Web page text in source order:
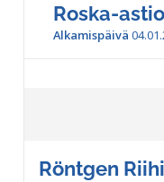
Roska-
Alkamispäivä
Röntgen